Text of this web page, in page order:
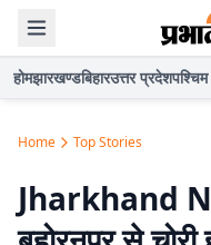
होमझारखण्डबिहारउत्तर प्रदेश
Home Top Stories
Jharkhand